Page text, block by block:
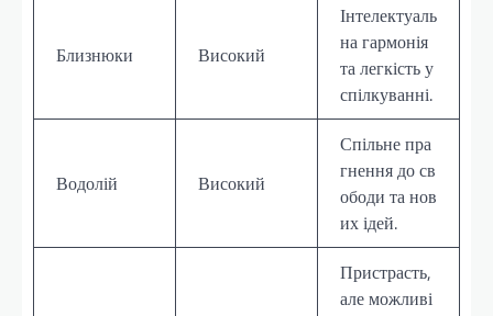
Близнюки Високий
Інтелектуаль
на гармонія
та легкість у
спілкуванні.
Водолій Високий
Спільне пра
гнення до св
ободи та нов
их ідей.
Пристрасть,
але можливі